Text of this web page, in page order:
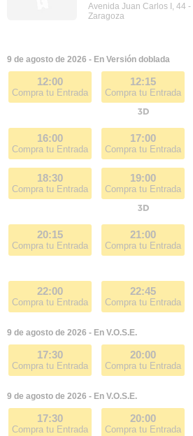
Avenida Juan Carlos I, 44
Zaragoza
9 de agosto de 2026 - En Versión doblada
12:00
Compra tu Entrada
12:15
Compra tu Entrada
16:00
Compra tu Entrada
17:00
Compra tu Entrada
18:30
Compra tu Entrada
19:00
Compra tu Entrada
20:15
Compra tu Entrada
21:00
Compra tu Entrada
22:00
Compra tu Entrada
22:45
Compra tu Entrada
9 de agosto de 2026 - En V.O.S.E.
17:30
Compra tu Entrada
20:00
Compra tu Entrada
9 de agosto de 2026 - En V.O.S.E.
17:30
Compra tu Entrada
20:00
Compra tu Entrada